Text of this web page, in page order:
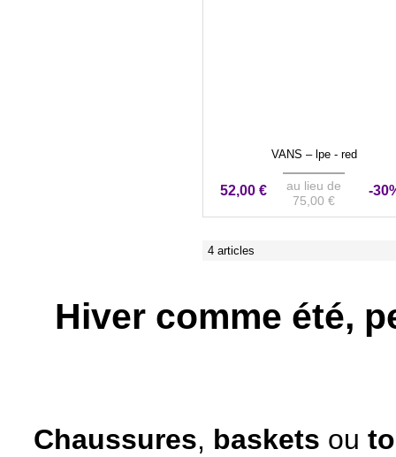
VANS – lpe - red
52,00 €
au lieu de
75,00 €
-
4 articles
Hiver comme été,
Chaussures, baskets ou